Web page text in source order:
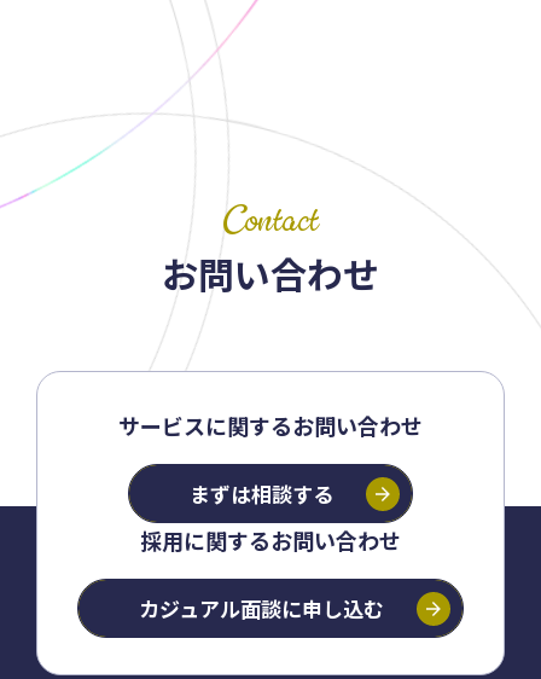
Contact
お問い合わせ
サービスに関するお問い合わせ
まずは相談する
採用に関するお問い合わせ
カジュアル面談に申し込む